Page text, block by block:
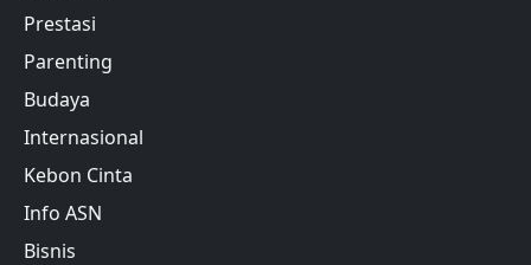
Prestasi
Parenting
Budaya
Internasional
Kebon Cinta
Info ASN
Bisnis